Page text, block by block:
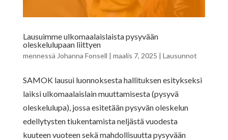
Lausuimme ulkomaalaislaista pysyvään
oleskelulupaan liittyen
mennessä Johanna Fonsell | maalis 7, 2025 | Lausunnot
SAMOK lausui luonnoksesta hallituksen esitykseksi
laiksi ulkomaalaislain muuttamisesta (pysyvä
oleskelulupa), jossa esitetään pysyvän oleskelun
edellytysten tiukentamista neljästä vuodesta
kuuteen vuoteen sekä mahdollisuutta pysyvään